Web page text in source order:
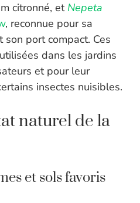
citronné, et Nepeta
, reconnue pour sa
port compact. Ces
dans les jardins
et pour leur
insectes nuisibles.
naturel de la
et sols favoris